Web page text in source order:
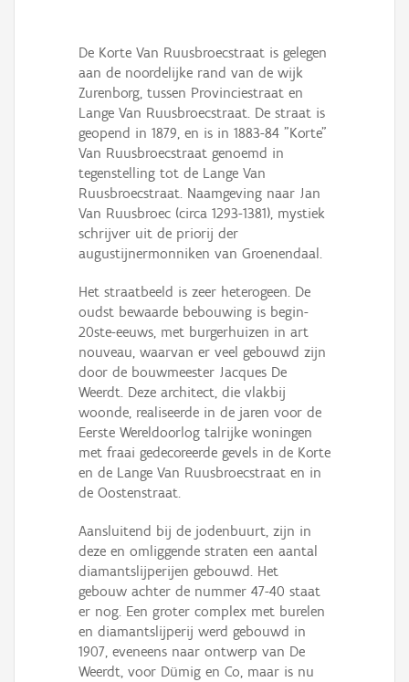
Gebeurtenis
Persoon of collectief
De Korte Van Ruusbroecstraat is gelegen
aan de noordelijke rand van de wijk
Zurenborg, tussen Provinciestraat en
Lange Van Ruusbroecstraat. De straat is
geopend in 1879, en is in 1883-84 "Korte"
Van Ruusbroecstraat genoemd in
tegenstelling tot de Lange Van
Ruusbroecstraat. Naamgeving naar Jan
Van Ruusbroec (circa 1293-1381), mystiek
schrijver uit de priorij der
augustijnermonniken van Groenendaal.
Het straatbeeld is zeer heterogeen. De
oudst bewaarde bebouwing is begin-
20ste-eeuws, met burgerhuizen in art
nouveau, waarvan er veel gebouwd zijn
door de bouwmeester Jacques De
Weerdt. Deze architect, die vlakbij
woonde, realiseerde in de jaren voor de
Eerste Wereldoorlog talrijke woningen
met fraai gedecoreerde gevels in de Korte
en de Lange Van Ruusbroecstraat en in
de Oostenstraat.
Aansluitend bij de jodenbuurt, zijn in
deze en omliggende straten een aantal
diamantslijperijen gebouwd. Het
gebouw achter de nummer 47-40 staat
er nog. Een groter complex met burelen
en diamantslijperij werd gebouwd in
1907, eveneens naar ontwerp van De
Weerdt, voor Dümig en Co, maar is nu